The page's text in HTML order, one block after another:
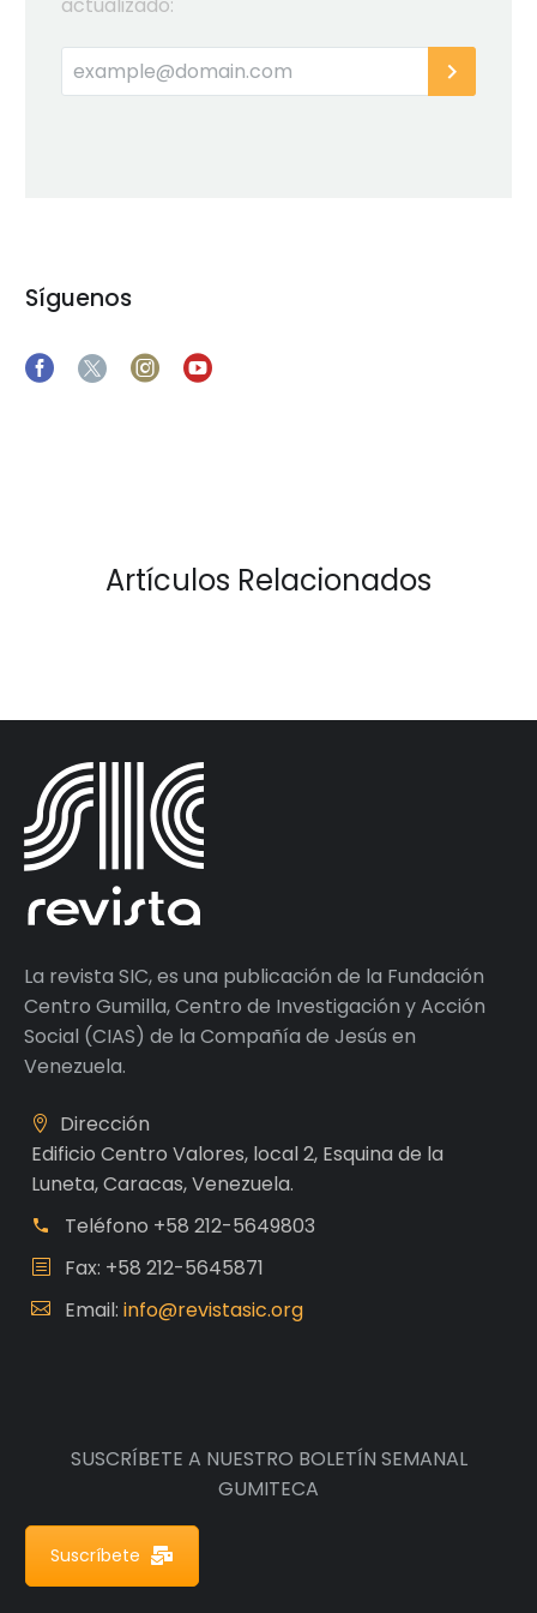
Síguenos
Artículos Relacionados
La revista SIC, es una publicación de la Fundación
Centro Gumilla, Centro de Investigación y Acción
Social (CIAS) de la Compañía de Jesús en
Venezuela.
Dirección
Edificio Centro Valores, local 2, Esquina de la
Luneta, Caracas, Venezuela.
Teléfono +58 212-5649803
Fax: +58 212-5645871
Email: info@revistasic.org
SUSCRÍBETE A NUESTRO BOLETÍN SEMANAL
GUMITECA
Suscríbete